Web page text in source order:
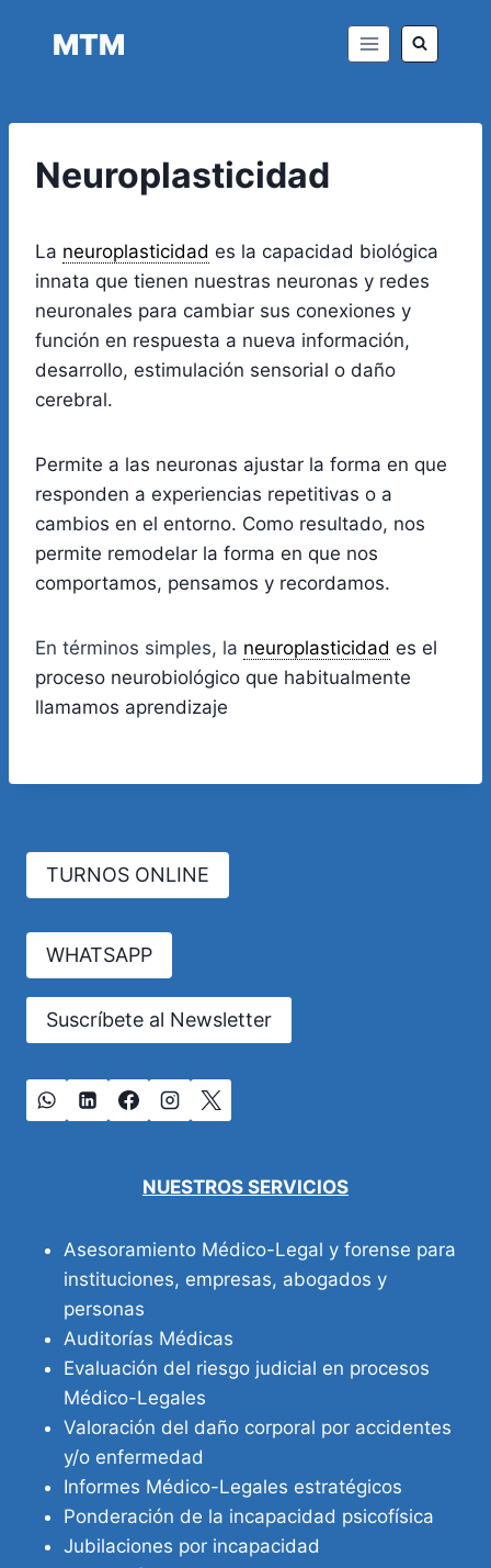
MTM
Neuroplasticidad
La neuroplasticidad es la capacidad biológica
innata que tienen nuestras neuronas y redes
neuronales para cambiar sus conexiones y
función en respuesta a nueva información,
desarrollo, estimulación sensorial o daño
cerebral.
Permite a las neuronas ajustar la forma en que
responden a experiencias repetitivas o a
cambios en el entorno. Como resultado, nos
permite remodelar la forma en que nos
comportamos, pensamos y recordamos.
En términos simples, la neuroplasticidad es el
proceso neurobiológico que habitualmente
llamamos aprendizaje
TURNOS ONLINE
WHATSAPP
Suscríbete al Newsletter
NUESTROS SERVICIOS
Asesoramiento Médico-Legal y forense para
instituciones, empresas, abogados y
personas
Auditorías Médicas
Evaluación del riesgo judicial en procesos
Médico-Legales
Valoración del daño corporal por accidentes
y/o enfermedad
Informes Médico-Legales estratégicos
Ponderación de la incapacidad psicofísica
Jubilaciones por incapacidad